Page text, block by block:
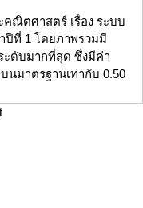
คณิตศาสตร์ เรื่อง ระบบ
ปีที่ 1 โดยภาพรวมมี
ะดับมากที่สุด ซึ่งมีค่า
นมาตรฐานเท่ากับ 0.50